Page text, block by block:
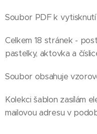
Soubor PDF k
Celkem 18 stránek -
pastelky, aktovka a
Soubor obsahuje
Kolekci šablon zasílám
mailovou adresu v